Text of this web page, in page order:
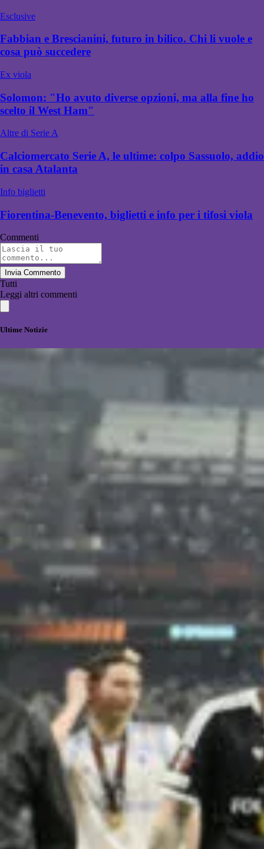
Esclusive
Fabbian e Brescianini, futuro in bilico. Chi li vuole e
cosa può succedere
Ex viola
Solomon: "Ho avuto diverse opzioni, ma alla fine ho
scelto il West Ham"
Altre di Serie A
Calciomercato Serie A, le ultime: colpo Sassuolo, addio
in casa Atalanta
Info biglietti
Fiorentina-Benevento, biglietti e info per i tifosi viola
Commenti
Invia Commento
Tutti
Leggi altri commenti
Ultime Notizie